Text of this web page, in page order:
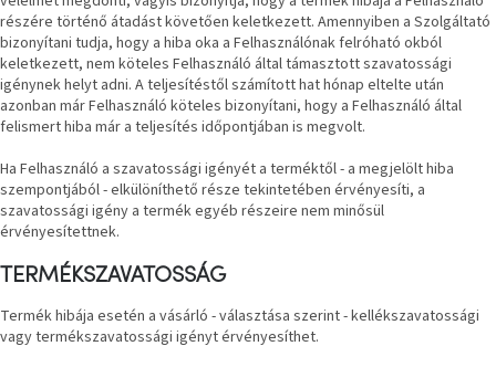
részére történő átadást követően keletkezett. Amennyiben a Szolgáltató
bizonyítani tudja, hogy a hiba oka a Felhasználónak felróható okból
keletkezett, nem köteles Felhasználó által támasztott szavatossági
igénynek helyt adni. A teljesítéstől számított hat hónap eltelte után
azonban már Felhasználó köteles bizonyítani, hogy a Felhasználó által
felismert hiba már a teljesítés időpontjában is megvolt.
Ha Felhasználó a szavatossági igényét a terméktől - a megjelölt hiba
szempontjából - elkülöníthető része tekintetében érvényesíti, a
szavatossági igény a termék egyéb részeire nem minősül
érvényesítettnek.
TERMÉKSZAVATOSSÁG
Termék hibája esetén a vásárló - választása szerint - kellékszavatossági
vagy termékszavatossági igényt érvényesíthet.